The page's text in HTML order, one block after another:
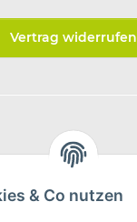
& Co nutzen
Vertrag widerrufen